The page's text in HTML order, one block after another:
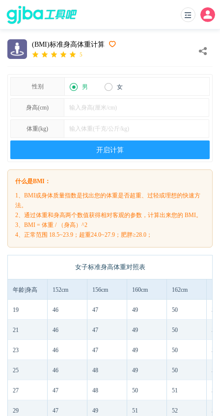
(BMI)标准身高体重计算
5
性别 男 女
身高(cm)
体重(kg)
开启计算
什么是BMI：
1、BMI或身体质量指数是找出您的体重是否超重、过轻或理想的快速方
法。
2、通过体重和身高两个数值获得相对客观的参数，计算出来您的 BMI。
3、BMI = 体重 / （身高）^2
4、正常范围 18.5~23.9；超重24.0~27.9；肥胖≥28.0；
女子标准身高体重对照表
年龄|身高 152cm 156cm 160cm 162cm
19 46 47 49 50 51
21 46 47 49 50 51
23 46 47 49 50 51
25 46 48 49 50 51
27 47 48 50 51 52
29 47 49 51 52 53